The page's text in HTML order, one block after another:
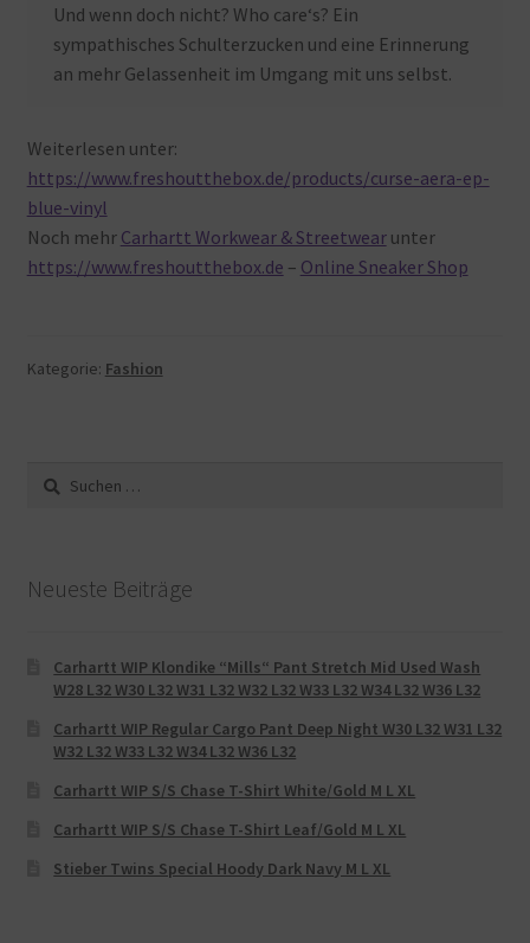
Und wenn doch nicht? Who care‘s? Ein
sympathisches Schulterzucken und eine Erinnerung
an mehr Gelassenheit im Umgang mit uns selbst.
Weiterlesen unter:
https://www.freshoutthebox.de/products/curse-aera-ep-
blue-vinyl
Noch mehr Carhartt Workwear & Streetwearunter
https://www.freshoutthebox.de – Online Sneaker Shop
Kategorie: Fashion
Suche
nach:
Neueste Beiträge
Carhartt WIP Klondike “Mills“ Pant Stretch Mid Used Wash
W28 L32 W30 L32 W31 L32 W32 L32 W33 L32 W34 L32 W36 L32
Carhartt WIP Regular Cargo Pant Deep Night W30 L32 W31 L32
W32 L32 W33 L32 W34 L32 W36 L32
Carhartt WIP S/S Chase T-Shirt White/Gold M L XL
Carhartt WIP S/S Chase T-Shirt Leaf/Gold M L XL
Stieber Twins Special Hoody Dark Navy M L XL